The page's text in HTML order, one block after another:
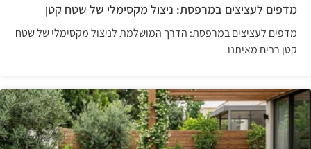
מדפים לעציצים במרפסת: ניצול מקסימלי של שטח קטן
מדפים לעציצים במרפסת: הדרך המושלמת לניצול מקסימלי של שטח
קטן רבים מאיתנו